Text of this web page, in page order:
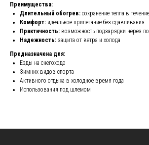
Преимущества:
Длительный обогрев: сохранение тепла в
Комфорт: идеальное прилегание без сдавливания
Практичность: возможность подзарядки через
Надежность: защита от ветра и холода
Предназначена для:
Езды на снегоходе
Зимних видов спорта
Активного отдыха в холодное время года
Использования под шлемом